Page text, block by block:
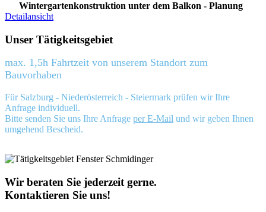
Wintergartenkonstruktion unter dem Balkon - Planung
Detailansicht
Unser Tätigkeitsgebiet
max. 1,5h Fahrtzeit von unserem Standort zum
Bauvorhaben
Für Salzburg - Niederösterreich - Steiermark prüfen wir Ihre
Anfrage individuell.
Bitte senden Sie uns Ihre Anfrage per E-Mail und wir geben Ihnen
umgehend Bescheid.
Wir beraten Sie jederzeit gerne.
Kontaktieren Sie uns!